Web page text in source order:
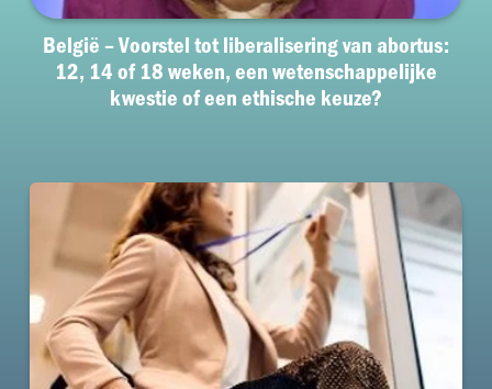
België – Voorstel tot liberalisering van abortus:
12, 14 of 18 weken, een wetenschappelijke
kwestie of een ethische keuze?